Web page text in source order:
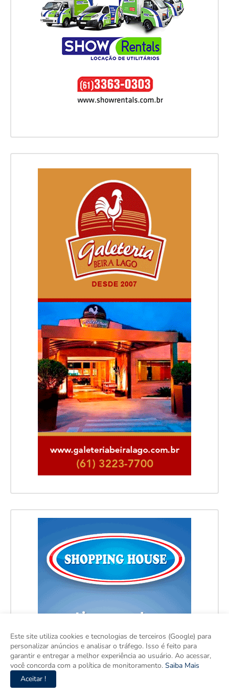
Este site utiliza cookies e tecnologias de terceiros (Google) para
personalizar anúncios e analisar o tráfego. Isso é feito para
garantir e entregar a melhor experiência ao usuário. Ao acessar,
você concorda com a política de monitoramento. Saiba Mais
Aceitar !